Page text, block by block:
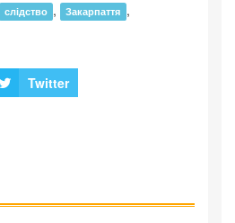
слідство , Закарпаття ,
Twitter